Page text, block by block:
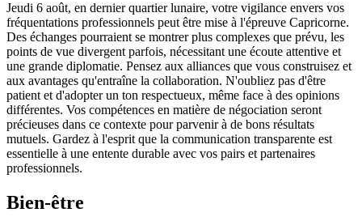
Jeudi 6 août, en dernier quartier lunaire, votre vigilance envers vos
fréquentations professionnels peut être mise à l'épreuve Capricorne.
Des échanges pourraient se montrer plus complexes que prévu, les
points de vue divergent parfois, nécessitant une écoute attentive et
une grande diplomatie. Pensez aux alliances que vous construisez et
aux avantages qu'entraîne la collaboration. N'oubliez pas d'être
patient et d'adopter un ton respectueux, même face à des opinions
différentes. Vos compétences en matière de négociation seront
précieuses dans ce contexte pour parvenir à de bons résultats
mutuels. Gardez à l'esprit que la communication transparente est
essentielle à une entente durable avec vos pairs et partenaires
professionnels.
Bien-être